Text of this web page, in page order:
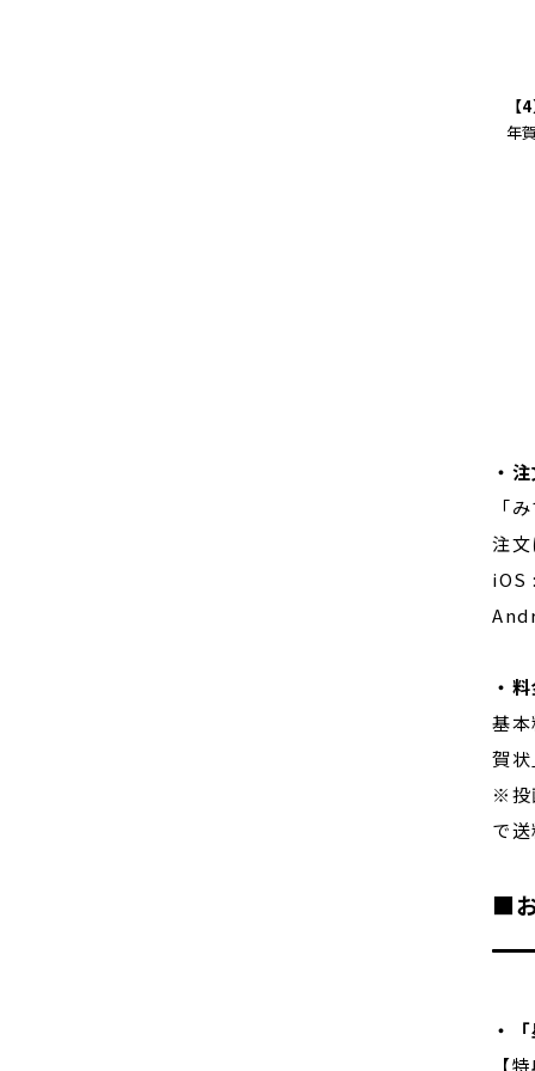
年
・
「
注
iOS :
・
基
賀状
※投
で送
■
・
【